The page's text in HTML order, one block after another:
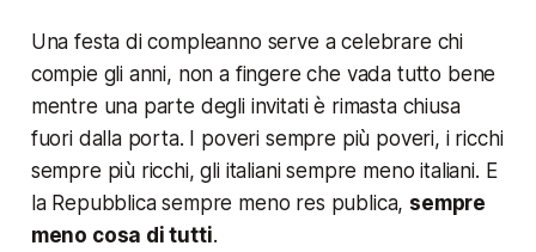
Una festa di compleanno serve a celebrare chi
compie gli anni, non a fingere che vada tutto bene
mentre una parte degli invitati è rimasta chiusa
fuori dalla porta. I poveri sempre più poveri, i ricchi
sempre più ricchi, gli italiani sempre meno italiani. E
la Repubblica sempre meno res publica, sempre
meno cosa di tutti.